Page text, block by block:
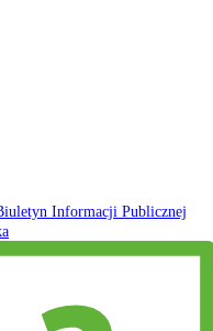
Informacji Publicznej